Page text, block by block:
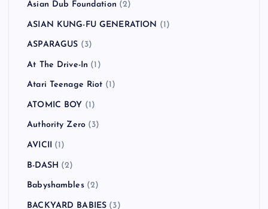
Asian Dub Foundation (2)
ASIAN KUNG-FU GENERATION (1)
ASPARAGUS (3)
At The Drive-In (1)
Atari Teenage Riot (1)
ATOMIC BOY (1)
Authority Zero (3)
AVICII (1)
B-DASH (2)
Babyshambles(2)
BACKYARD BABIES (3)